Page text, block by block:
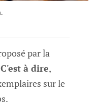
par la
à dire,
sur le